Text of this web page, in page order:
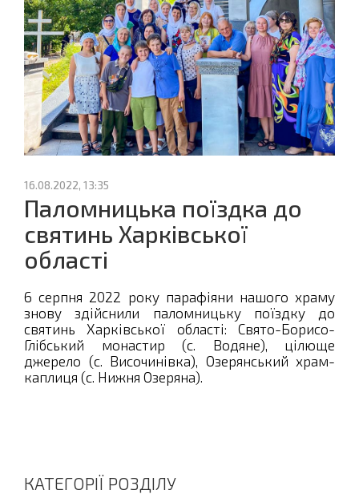
16.08.2022, 13:35
Паломницька поїздка до
святинь Харківської
області
6 серпня 2022 року парафіяни нашого храму
знову здійснили паломницьку поїздку до
святинь Харківської області: Свято-Борисо-
Глібський монастир (с. Водяне), цілюще
джерело (с. Височинівка), Озерянський храм-
каплиця (с. Нижня Озеряна).
КАТЕГОРІЇ РОЗДІЛУ